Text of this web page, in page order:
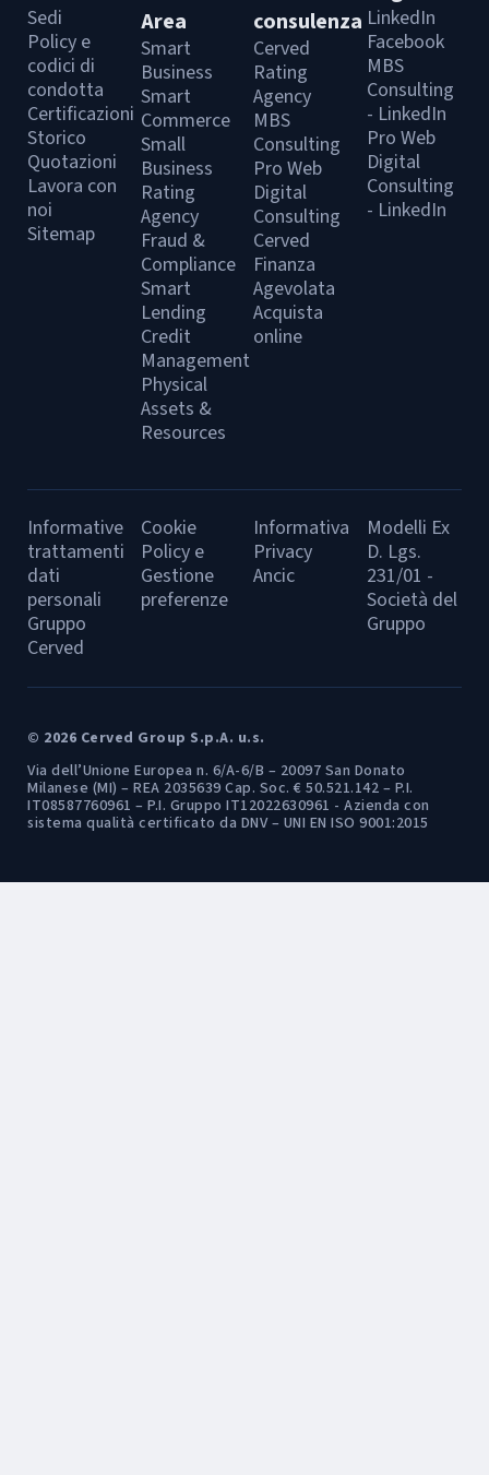
Sedi
Policy e
codici di
condotta
Certificazioni
Storico
Quotazioni
Lavora con
noi
Sitemap
Area
Smart
Business
Smart
Commerce
Small
Business
Rating
Agency
Fraud &
Compliance
Smart
Lending
Credit
Management
Physical
Assets &
Resources
consulenza
Cerved
Rating
Agency
MBS
Consulting
Pro Web
Digital
Consulting
Cerved
Finanza
Agevolata
Acquista
online
LinkedIn
Facebook
MBS
Consulting
- LinkedIn
Pro Web
Digital
Consulting
- LinkedIn
Informative
trattamenti
dati
personali
Gruppo
Cerved
Cookie
Policy e
Gestione
preferenze
Informativa
Privacy
Ancic
Modelli Ex
D. Lgs.
231/01 -
Società del
Gruppo
© 2026 Cerved Group S.p.A. u.s.
Via dell’Unione Europea n. 6/A-6/B – 20097 San Donato
Milanese (MI) – REA 2035639 Cap. Soc. € 50.521.142 – P.I.
IT08587760961 – P.I. Gruppo IT12022630961 - Azienda con
sistema qualità certificato da DNV – UNI EN ISO 9001:2015